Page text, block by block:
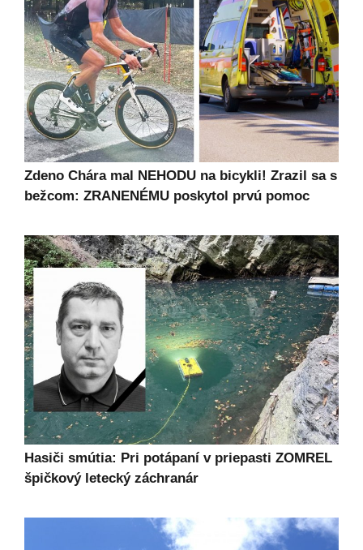
Zdeno Chára mal NEHODU na bicykli! Zrazil sa s
bežcom: ZRANENÉMU poskytol prvú pomoc
Hasiči smútia: Pri potápaní v priepasti ZOMREL
špičkový letecký záchranár